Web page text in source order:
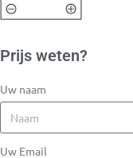
Prijs weten?
Uw naam
Uw Email